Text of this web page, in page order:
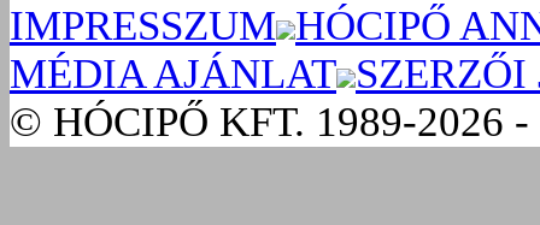
IMPRESSZUM HÓCIPŐ
MÉDIA AJÁNLAT SZERZŐI
© HÓCIPŐ KFT. 1989-2026